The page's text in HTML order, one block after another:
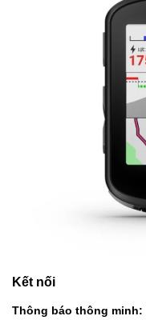
Kết nối
Thông báo thông minh: